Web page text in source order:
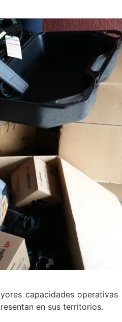
capacidades operativas
en sus territorios.